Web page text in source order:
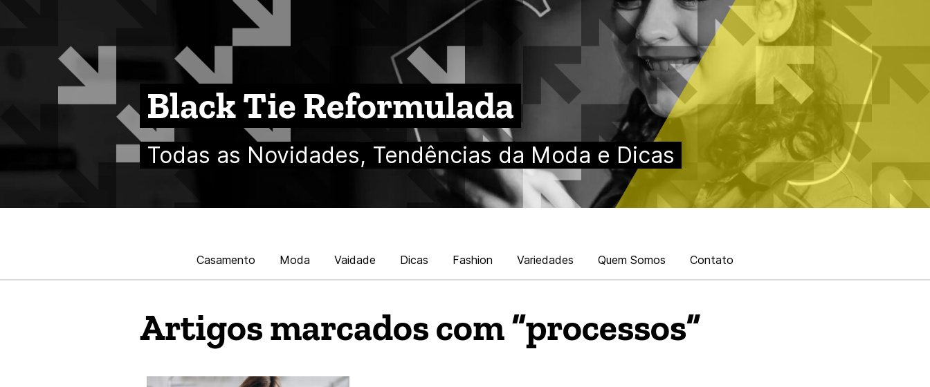
Black Tie Reformulada
Todas as Novidades, Tendências da Moda e Dicas
Casamento Moda Vaidade Dicas Fashion Variedades Quem Somos Contato
Artigos marcados com “processos”